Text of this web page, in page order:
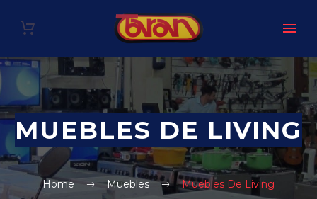
MUEBLES DE LIVING
Home Muebles Muebles De Living